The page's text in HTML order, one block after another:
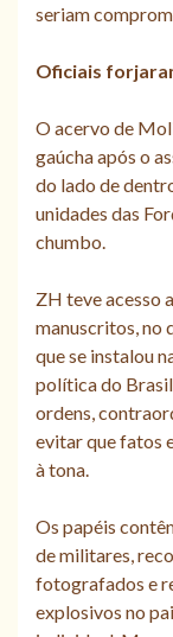
seriam
Oficiais
O acervo de
gaúcha após o
do lado de
unidades das
chumbo.
ZH teve acesso
manuscritos, no
que se instalou
política do
ordens,
evitar que fatos
à tona.
Os papéis
de militares,
fotografados e
explosivos no